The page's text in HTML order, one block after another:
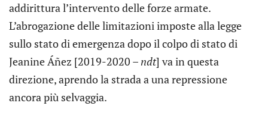
addirittura l’intervento delle forze armate.
L’abrogazione delle limitazioni imposte alla legge
sullo stato di emergenza dopo il colpo di stato di
Jeanine Áñez [2019-2020 –ndt] va in questa
direzione, aprendo la strada a una repressione
ancora più selvaggia.